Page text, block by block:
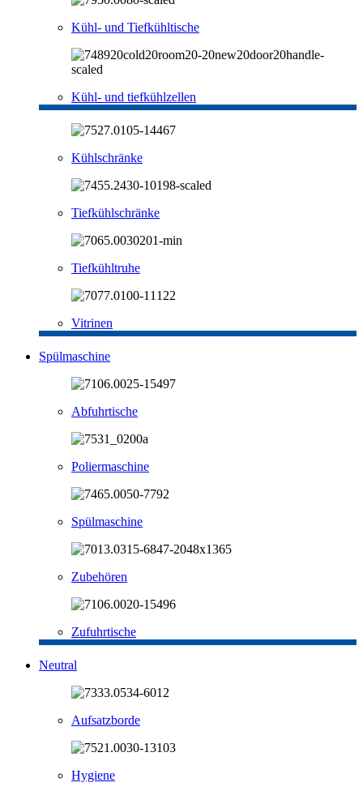
Kühl- und Tiefkühltische
Kühl- und tiefkühlzellen
Kühlschränke
Tiefkühlschränke
Tiefkühltruhe
Vitrinen
Spülmaschine
Abfuhrtische
Poliermaschine
Spülmaschine
Zubehören
Zufuhrtische
Neutral
Aufsatzborde
Hygiene